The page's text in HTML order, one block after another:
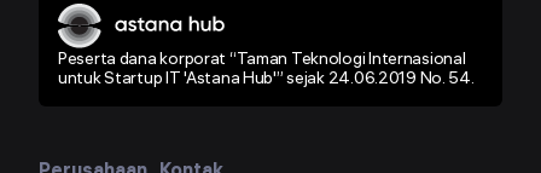
Peserta dana korporat “Taman Teknologi Internasional
untuk Startup IT 'Astana Hub'” sejak 24.06.2019 No. 54.